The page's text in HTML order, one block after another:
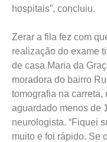
hospitais”, concluiu.
Zerar a fila fez com
realização do exame
de casa Maria da
moradora do bairro
tomografia na carreta,
aguardado menos de
neurologista. “Fiquei
muito e foi rápido. Se